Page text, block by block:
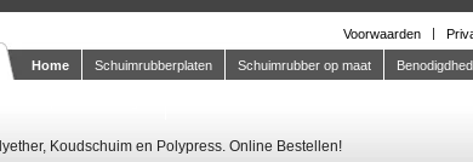
Voorwaarden
Koudschuim en Polypress. Online Bestellen!
Home Schuimrubberplaten Schuimrubber op maat